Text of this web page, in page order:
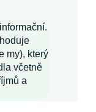
my), který
včetně
a